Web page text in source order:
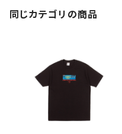
同じカテゴリの商品